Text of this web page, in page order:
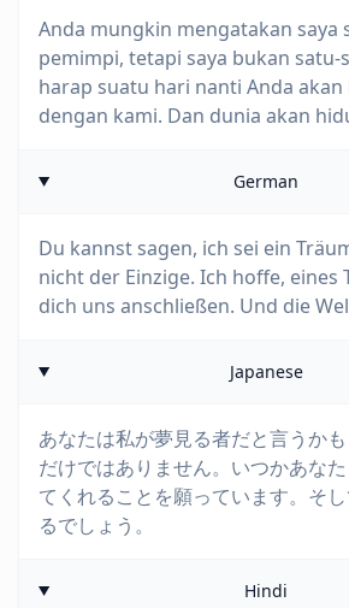
Anda mungkin mengatakan saya
pemimpi, tetapi saya bukan satu-
harap suatu hari nanti Anda
dengan kami. Dan dunia akan
German
Du kannst sagen, ich sei ein
nicht der Einzige. Ich hoffe, eines
dich uns anschließen. Und die
Japanese
あなたは私が夢見る者だと言うか
だけではありません。いつかあな
てくれることを願っています。そ
るでしょう。
Hindi